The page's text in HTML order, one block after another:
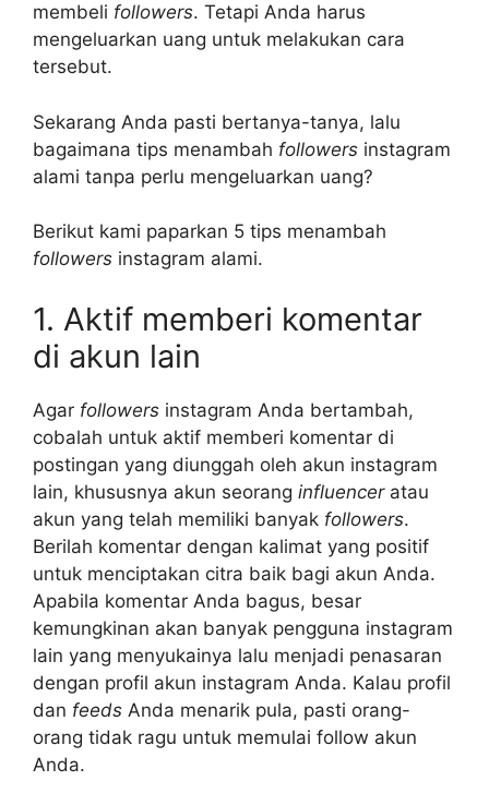
membeli followers. Tetapi Anda harus
mengeluarkan uang untuk melakukan cara
tersebut.
Sekarang Anda pasti bertanya-tanya, lalu
bagaimana tips menambah followers instagram
alami tanpa perlu mengeluarkan uang?
Berikut kami paparkan 5 tips menambah
followers instagram alami.
1. Aktif memberi komentar
di akun lain
Agar followers instagram Anda bertambah,
cobalah untuk aktif memberi komentar di
postingan yang diunggah oleh akun instagram
lain, khususnya akun seorang influenceratau
akun yang telah memiliki banyak followers.
Berilah komentar dengan kalimat yang positif
untuk menciptakan citra baik bagi akun Anda.
Apabila komentar Anda bagus, besar
kemungkinan akan banyak pengguna instagram
lain yang menyukainya lalu menjadi penasaran
dengan profil akun instagram Anda. Kalau profil
dan feeds Anda menarik pula, pasti orang-
orang tidak ragu untuk memulai follow akun
Anda.